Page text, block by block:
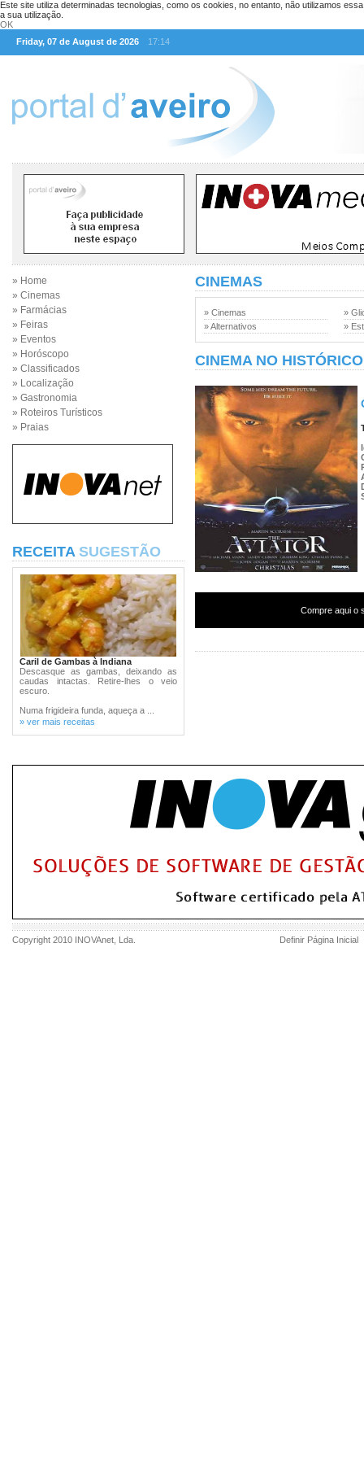
Este site utiliza determinadas tecnologias, como os cookies, no entanto, não utilizamos
a sua utilização.
OK
Friday, 07 de August de 2026
17:14
» Home
» Cinemas
» Farmácias
» Feiras
» Eventos
» Horóscopo
» Classificados
» Localização
» Gastronomia
» Roteiros Turísticos
» Praias
RECEITA SUGESTÃO
Caril de Gambas à Indiana
Descasque as gambas, deixando as
caudas intactas. Retire-lhes o veio
escuro.
Numa frigideira funda, aqueça a ...
» ver mais receitas
CINEMAS
» Cinemas
» Alternativos
»
»
CINEMA NO HISTÓRICO
Compre aqui o
Copyright 2010 INOVAnet , Lda. Definir Página Inicial